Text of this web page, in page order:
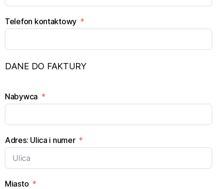
Telefon kontaktowy
DANE DO FAKTURY
Nabywca
Adres: Ulica i numer
Miasto